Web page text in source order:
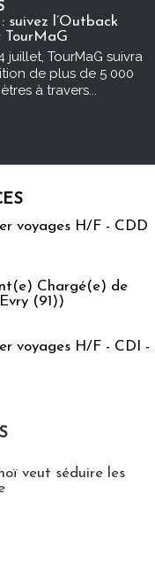
suivez l’Outback
TourMaG
juillet, TourMaG suivra
de plus de 5 000
à travers...
voyages H/F - CDD
Chargé(e) de
(91))
voyages H/F - CDI -
veut séduire les